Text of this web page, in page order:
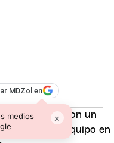
MDZol en
medios
×